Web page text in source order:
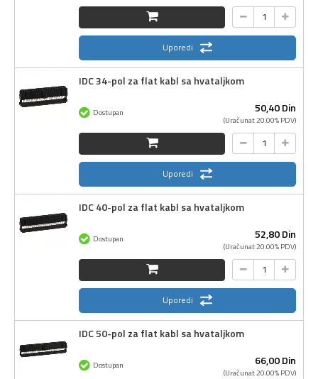
Uporedi
IDC 34-pol za flat kabl sa hvataljkom
50,40Din
(Uračunat 20.00% PDV)
Dostupan
Uporedi
IDC 40-pol za flat kabl sa hvataljkom
52,80Din
(Uračunat 20.00% PDV)
Dostupan
Uporedi
IDC 50-pol za flat kabl sa hvataljkom
66,00Din
(Uračunat 20.00% PDV)
Dostupan